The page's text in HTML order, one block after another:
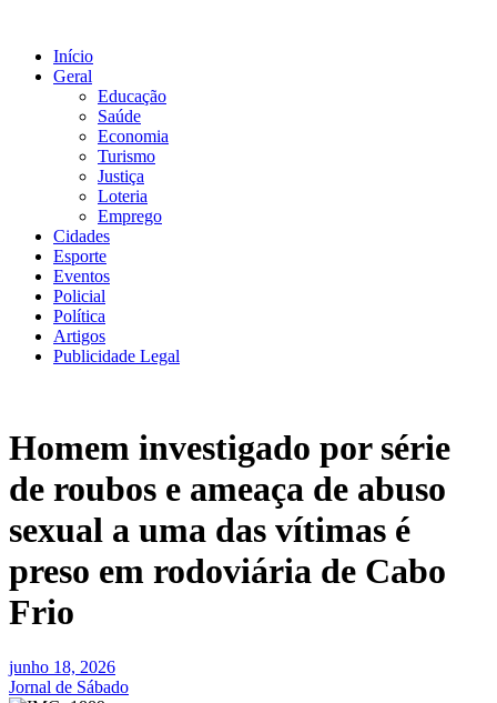
conteúdo
Início
Geral
Educação
Saúde
Economia
Turismo
Justiça
Loteria
Emprego
Cidades
Esporte
Eventos
Policial
Política
Artigos
Publicidade Legal
Homem investigado por série
de roubos e ameaça de abuso
sexual a uma das vítimas é
preso em rodoviária de Cabo
Frio
junho 18, 2026
Jornal de Sábado